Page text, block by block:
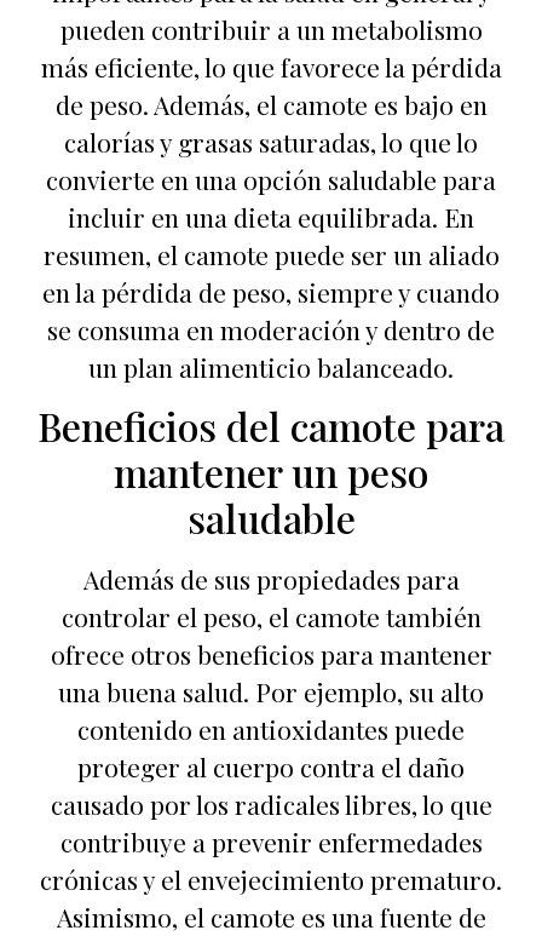
pueden contribuir a un metabolismo
más eficiente, lo que favorece la pérdida
de peso. Además, el camote es bajo en
calorías y grasas saturadas, lo que lo
convierte en una opción saludable para
incluir en una dieta equilibrada. En
resumen, el camote puede ser un aliado
en la pérdida de peso, siempre y cuando
se consuma en moderación y dentro de
un plan alimenticio balanceado.
Beneficios del camote para
mantener un peso
saludable
Además de sus propiedades para
controlar el peso, el camote también
ofrece otros beneficios para mantener
una buena salud. Por ejemplo, su alto
contenido en antioxidantes puede
proteger al cuerpo contra el daño
causado por los radicales libres, lo que
contribuye a prevenir enfermedades
crónicas y el envejecimiento prematuro.
Asimismo, el camote es una fuente de